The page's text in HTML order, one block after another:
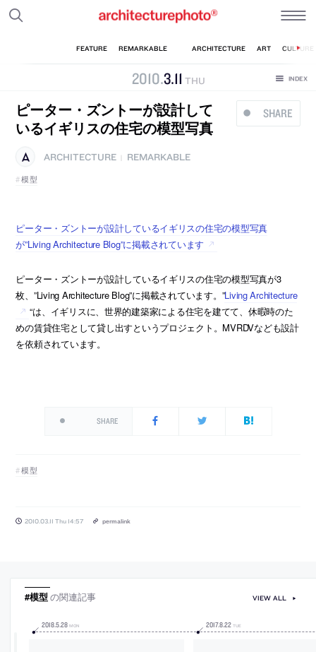
2010.3.11 THU
SHARE
ピーター・ズントーが設計して
いるイギリスの住宅の模型写真
ARCHITECTURE
REMARKABLE
模型
ピーター・ズントーが設計しているイギリスの住宅の模型写真
が”Living Architecture Blog”に掲載されています
ピーター・ズントーが設計しているイギリスの住宅の模型写真が3
枚、”Living Architecture Blog”に掲載されています。”Living Architecture
“は、イギリスに、世界的建築家による住宅を建てて、休暇時のた
めの賃貸住宅として貸し出すというプロジェクト。MVRDVなども設計
を依頼されています。
SHARE
模型
2010.03.11 Thu 14:57 permalink
#模型の関連記事
2018.5.28 MON 2017.8.22 TUE
VIEW ALL